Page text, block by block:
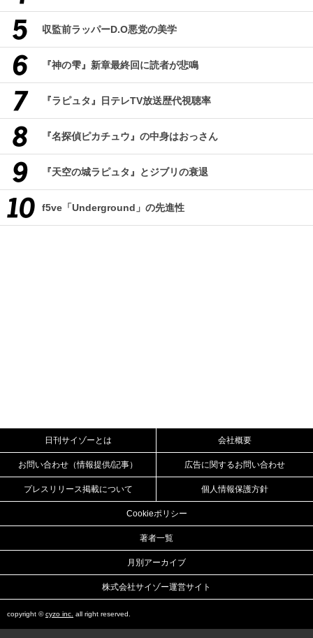
収監前ラッパーD.O悪党の美学
『神の雫』新章最終回に読者が悲鳴
『ラピュタ』日テレTV放送歴代視聴率
『名探偵ピカチュウ』の中身はおっさん
『天空の城ラピュタ』とジブリの衰退
f5ve「Underground」の先進性
日刊サイゾーとは 会社概要
お問い合わせ（情報提供/記事） 広告に関するお問い合わせ
プレスリリース掲載について 個人情報保護方針
Cookieポリシー
著者一覧
月別アーカイブ
株式会社サイゾー運営サイト
copyright ©cyzo inc. all right reserved.